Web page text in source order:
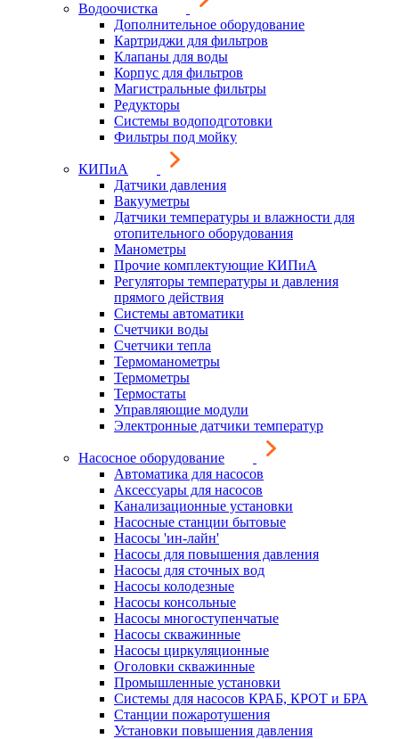
Водоочистка
Дополнительное оборудование
Картриджи для фильтров
Клапаны для воды
Корпус для фильтров
Магистральные фильтры
Редукторы
Системы водоподготовки
Фильтры под мойку
КИПиА
Датчики давления
Вакууметры
Датчики температуры и влажности для
отопительного оборудования
Манометры
Прочие комплектующие КИПиА
Регуляторы температуры и давления
прямого действия
Системы автоматики
Счетчики воды
Счетчики тепла
Термоманометры
Термометры
Термостаты
Управляющие модули
Электронные датчики температур
Насосное оборудование
Автоматика для насосов
Аксессуары для насосов
Канализационные установки
Насосные станции бытовые
Насосы 'ин-лайн'
Насосы для повышения давления
Насосы для сточных вод
Насосы колодезные
Насосы консольные
Насосы многоступенчатые
Насосы скважинные
Насосы циркуляционные
Оголовки скважинные
Промышленные установки
Системы для насосов КРАБ, КРОТ и БРА
Станции пожаротушения
Установки повышения давления